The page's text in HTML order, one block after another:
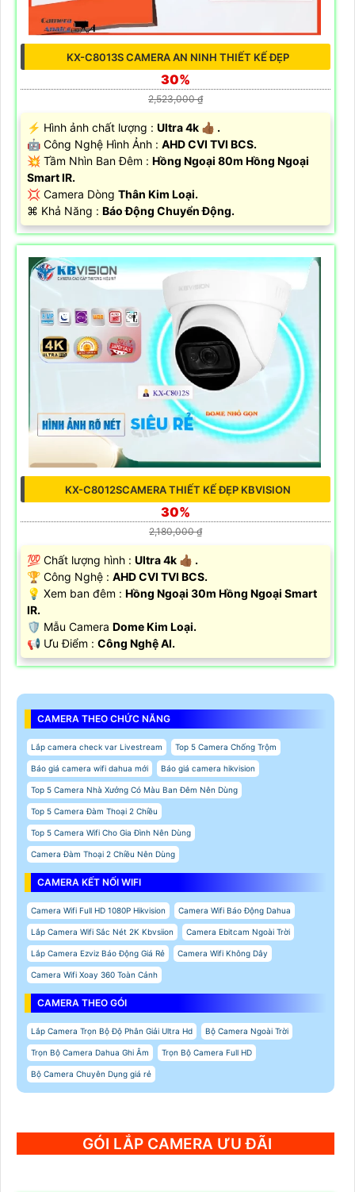
KX-C8013S CAMERA AN NINH THIẾT KẾ ĐẸP
30%
2,523,000 ₫
️⚡ Hình ảnh chất lượng : Ultra 4k 👍🏾 .
🤖️ Công Nghệ Hình Ảnh : AHD CVI TVI BCS.
💥 Tầm Nhìn Ban Đêm : Hồng Ngoại 80m Hồng Ngoại
Smart IR.
💢 Camera Dòng Thân Kim Loại.
️⌘ Khả Năng : Báo Động Chuyển Động.
KX-C8012SCAMERA THIẾT KẾ ĐẸP KBVISION
30%
2,180,000 ₫
💯 Chất lượng hình : Ultra 4k 👍🏾 .
🏆 Công Nghệ : AHD CVI TVI BCS.
💡 Xem ban đêm : Hồng Ngoại 30m Hồng Ngoại Smart
IR.
🛡 Mẫu Camera Dome Kim Loại.
️📢 Ưu Điểm : Công Nghệ AI.
CAMERA THEO CHỨC NĂNG
Lắp camera check var Livestream Top 5 Camera Chống Trộm
Báo giá camera wifi dahua mới Báo giá camera hikvision
Top 5 Camera Nhà Xưởng Có Màu Ban Đêm Nên Dùng
Top 5 Camera Đàm Thoại 2 Chiều
Top 5 Camera Wifi Cho Gia Đình Nên Dùng
Camera Đàm Thoại 2 Chiều Nên Dùng
CAMERA KẾT NỐI WIFI
Camera Wifi Full HD 1080P Hikvision Camera Wifi Báo Động Dahua
Lắp Camera Wifi Sắc Nét 2K Kbvsiion Camera Ebitcam Ngoài Trời
Lắp Camera Ezviz Báo Động Giá Rẻ Camera Wifi Không Dây
Camera Wifi Xoay 360 Toàn Cảnh
CAMERA THEO GÓI
Lắp Camera Trọn Bộ Độ Phân Giải Ultra Hd Bộ Camera Ngoài Trời
Trọn Bộ Camera Dahua Ghi Âm Trọn Bộ Camera Full HD
Bộ Camera Chuyên Dụng giá rẻ
GÓI LẮP CAMERA ƯU ĐÃI